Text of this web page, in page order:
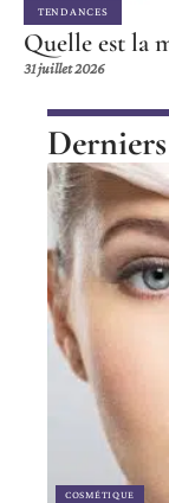
TENDANCES
Quelle est la
31 juillet 2026
COSMÉTIQUE